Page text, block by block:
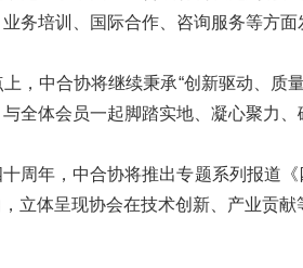
务培训、国际合作、咨询服务等方
中合协将继续秉承“创新驱动、质
全体会员一起脚踏实地、凝心聚力
年，中合协将推出专题系列报道《
，立体呈现协会在技术创新、产业贡